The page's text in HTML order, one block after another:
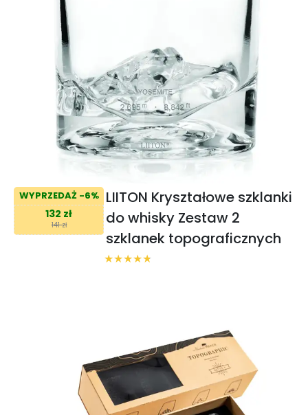
WYPRZEDAŻ -6%
132 zł
141 zł
LIITON Kryształowe szklanki
do whisky Zestaw 2
szklanek topograficznych